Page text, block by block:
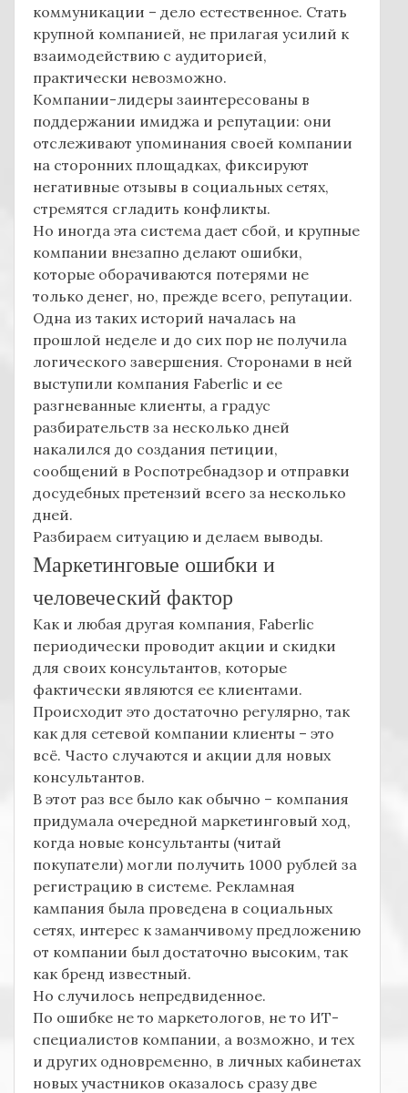
коммуникации – дело естественное. Стать
крупной компанией, не прилагая усилий к
взаимодействию с аудиторией,
практически невозможно.
Компании-лидеры заинтересованы в
поддержании имиджа и репутации: они
отслеживают упоминания своей компании
на сторонних площадках, фиксируют
негативные отзывы в социальных сетях,
стремятся сгладить конфликты.
Но иногда эта система дает сбой, и крупные
компании внезапно делают ошибки,
которые оборачиваются потерями не
только денег, но, прежде всего, репутации.
Одна из таких историй началась на
прошлой неделе и до сих пор не получила
логического завершения. Сторонами в ней
выступили компания Faberlic и ее
разгневанные клиенты, а градус
разбирательств за несколько дней
накалился до создания петиции,
сообщений в Роспотребнадзор и отправки
досудебных претензий всего за несколько
дней.
Разбираем ситуацию и делаем выводы.
Маркетинговые ошибки и
человеческий фактор
Как и любая другая компания, Faberlic
периодически проводит акции и скидки
для своих консультантов, которые
фактически являются ее клиентами.
Происходит это достаточно регулярно, так
как для сетевой компании клиенты – это
всё. Часто случаются и акции для новых
консультантов.
В этот раз все было как обычно – компания
придумала очередной маркетинговый ход,
когда новые консультанты (читай
покупатели) могли получить 1000 рублей за
регистрацию в системе. Рекламная
кампания была проведена в социальных
сетях, интерес к заманчивому предложению
от компании был достаточно высоким, так
как бренд известный.
Но случилось непредвиденное.
По ошибке не то маркетологов, не то ИТ-
специалистов компании, а возможно, и тех
и других одновременно, в личных кабинетах
новых участников оказалось сразу две